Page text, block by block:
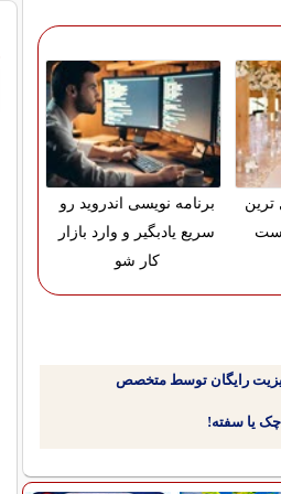
ترین
برنامه نویسی اندروید رو
سریع یادبگیر و وارد بازار
کار شو
رایگان توسط متخصص